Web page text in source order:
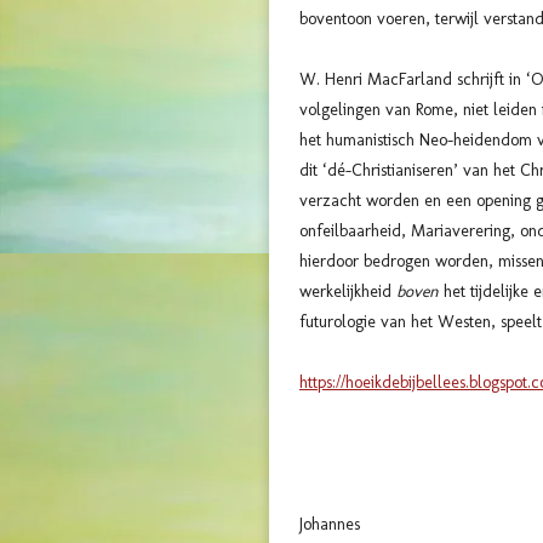
boventoon voeren, terwijl
W. Henri MacFarland schrijft in
volgelingen van Rome, niet
het humanistisch Neo-heidendom
dit ‘dé-Christianiseren’ van het
verzacht worden en een opening
onfeilbaarheid, Mariaverering,
hierdoor bedrogen worden,
werkelijkheid boven het tijdelijke
futurologie van het Westen,
https://
Johannes